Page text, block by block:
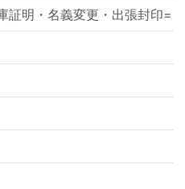
明・名義変更・出張封印=